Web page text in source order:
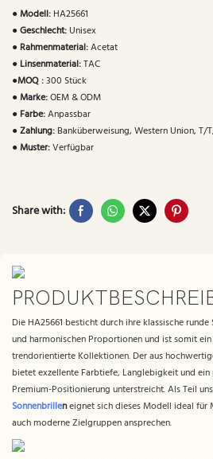
●Modell: HA25661
●Geschlecht: Unisex
● Rahmenmaterial:Acetat
● Linsenmaterial:TAC
●MOQ :300 Stück
●Marke:OEM & ODM
● Farbe:Anpassbar
●Zahlung: Banküberweisung, Western Union, T/
●Muster:Verfügbar
Share with:
Die HA25661 besticht durch ihre klassische
und harmonischen Proportionen und ist somit
trendorientierte Kollektionen. Der aus
bietet exzellente Farbtiefe, Langlebigkeit und
Premium-Positionierung unterstreicht. Als Teil
Sonnenbrilleneignet sich dieses Modell ideal für
auch moderne Zielgruppen ansprechen.